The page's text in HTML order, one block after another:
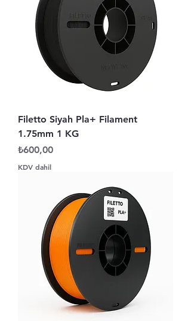
Filetto Siyah Pla+ Filament
1.75mm 1 KG
Fiyat
₺600,00
KDV dahil